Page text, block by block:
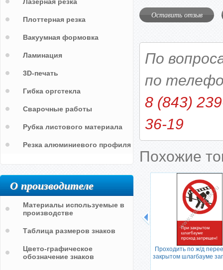
Оставить отзыв
По
по
8 (843)
36-19
Похожие
Переходить через пути в
капюшоне опасно
Проходить по ж/д
закрытом шлагбауме
Плоттерная резка
Вакуумная формовка
Ламинация
3D-печать
Гибка оргстекла
Сварочные работы
Рубка листового материала
Резка алюминиевого профиля
О производителе
Материалы используемые в
производстве
Таблица размеров знаков
Цвето-графическое
обозначение знаков